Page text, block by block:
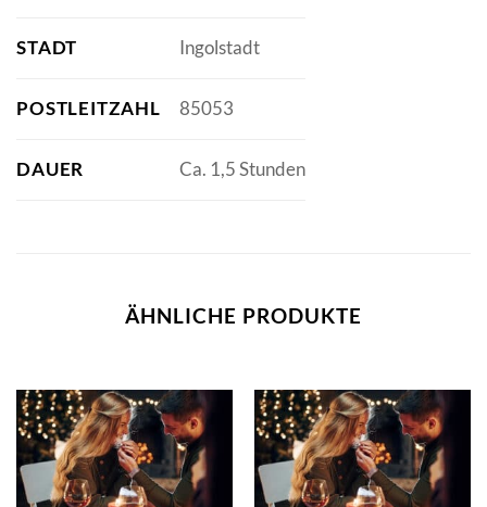
STADT Ingolstadt
POSTLEITZAHL 85053
DAUER Ca. 1,5 Stunden
ÄHNLICHE PRODUKTE